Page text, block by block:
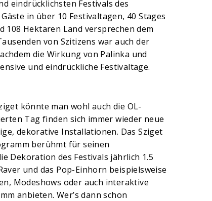
eindrücklichsten Festivals des
Gäste in über 10 Festivaltagen, 40 Stages
Hektaren Land versprechen dem
von Szitizens war auch der
die Wirkung von Palinka und
und eindrückliche Festivaltage.
könnte man wohl auch die OL-
Tag finden sich immer wieder neue
dekorative Installationen. Das Sziget
berühmt für seinen
Dekoration des Festivals jährlich 1.5
und das Pop-Einhorn beispielsweise
Modeshows oder auch interaktive
anbieten. Wer’s dann schon